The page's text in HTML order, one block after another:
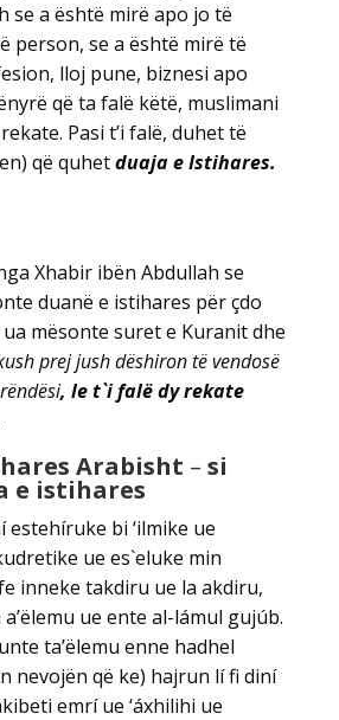
se a është mirë apo jo të
person, se a është mirë të
lloj pune, biznesi apo
që ta falë këtë, muslimani
Pasi t’i falë, duhet të
që quhetduaja e Istihares.
Xhabir ibën Abdullah se
duanë e istihares për çdo
mësonte suret e Kuranit dhe
prej jush dëshiron të vendosë
, le t`i falë dy rekate
Arabisht – si
e istihares
estehíruke bi ‘ilmike ue
ue es`eluke min
inneke takdiru ue la akdiru,
a’ëlemu ue ente al-lámul gujúb.
ta’ëlemu enne hadhel
nevojën që ke) hajrun lí fi diní
emrí ue ‘áxhilihi ue